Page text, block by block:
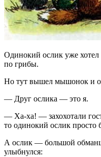
Одинокий ослик уже хотел
по грибы.
Но тут вышел мышонок и
— Друг ослика — это я.
— Ха-ха! — захохотали
то одинокий ослик
А ослик — большой
улыбнулся: